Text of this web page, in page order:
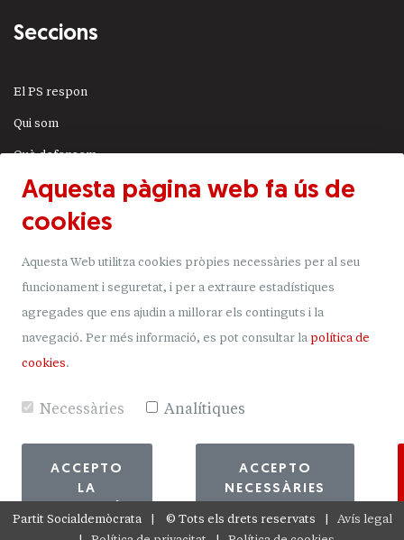
Seccions
El PS respon
Qui som
Què defensem
Actualitat
JSA
Uneix-t'hi
Donacions
Mapa del lloc
Aquesta pàgina web fa ús de
cookies
Aquesta Web utilitza cookies pròpies necessàries per al seu
funcionament i seguretat, i per a extraure estadístiques
agregades que ens ajudin a millorar els continguts i la
navegació. Per més informació, es pot consultar la política de
cookies.
Necessàries Analítiques
ACCEPTO
LA
ACCEPTO
NECESSÀRIES
Partit Socialdemòcrata © Tots els drets reservats
Avís legal